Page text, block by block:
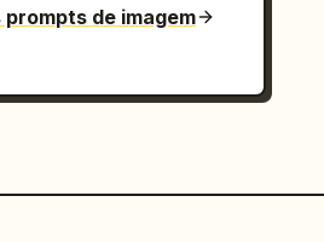
prompts de imagem